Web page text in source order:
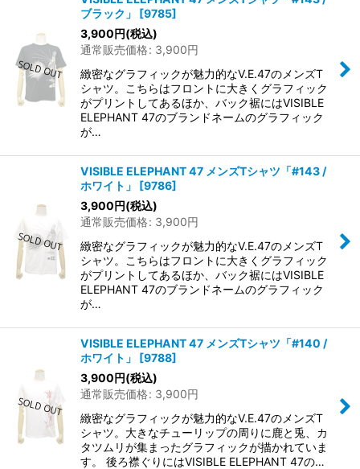
ブラック」
[9785]
3,900円(税込)
通常販売価格: 3,900円
緻密なグラフィックが魅力的なV.E.47のメンズT
シャツ。こちらはフロントに大きくグラフィック
がプリントしてあるほか、バック裾にはVISIBLE
ELEPHANT 47のブランドネームのグラフィック
が…
VISIBLE ELEPHANT 47 メンズTシャツ「#143 /
ホワイト」
[9786]
3,900円(税込)
通常販売価格: 3,900円
緻密なグラフィックが魅力的なV.E.47のメンズT
シャツ。こちらはフロントに大きくグラフィック
がプリントしてあるほか、バック裾にはVISIBLE
ELEPHANT 47のブランドネームのグラフィック
が…
VISIBLE ELEPHANT 47 メンズTシャツ「#140 /
ホワイト」
[9788]
3,900円(税込)
通常販売価格: 3,900円
緻密なグラフィックが魅力的なV.E.47のメンズT
シャツ。大きなチューリップの周りに鹿と兎、カ
タツムリが集まったグラフィックが描かれていま
す。 後ろ襟ぐりにはVISIBLE ELEPHANT 47の…